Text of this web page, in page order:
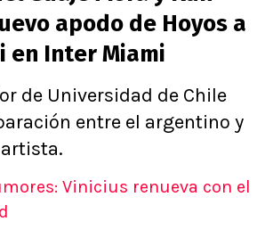
apodo de Hoyos a
en Inter Miami
de Universidad de Chile
entre el argentino y
Vinicius renueva con el